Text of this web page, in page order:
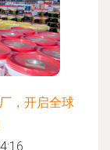
，开启全球